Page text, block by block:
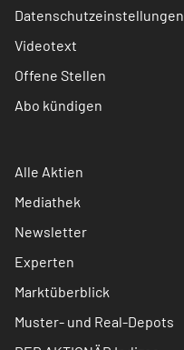
Datenschutzeinstellungen
Videotext
Offene Stellen
Abo kündigen
Alle Aktien
Mediathek
Newsletter
Experten
Marktüberblick
Muster- und Real-Depots